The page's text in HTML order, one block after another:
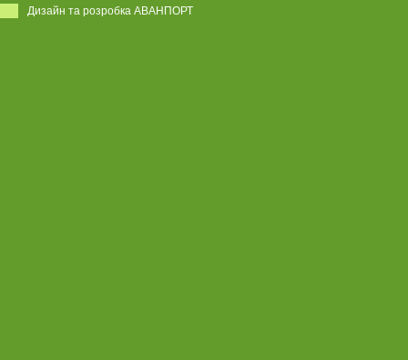
Дизайн та розробка АВАНПОРТ